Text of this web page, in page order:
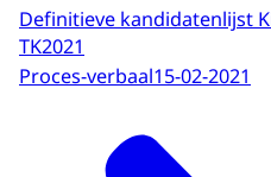
Definitieve kandidatenlijst
TK2021
Proces-verbaal15-02-2021